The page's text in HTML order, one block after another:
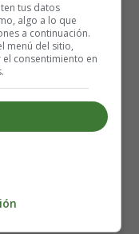
los árboles
mi ciclo
tus datos
algo a lo que
a continuación.
menú del sitio,
consentimiento en